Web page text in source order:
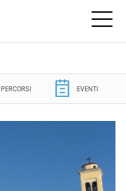
PERCORSI EVENTI